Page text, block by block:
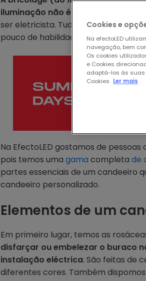
iluminação não é exceção.
ser eletricista. Tudo o que precisa é
pouco de habilidade e muita
Na EfectoLED gostamos de
pois temos uma gama completa de
partes essenciais de um candeeiro
candeeiro personalizado.
Elementos de um
Em primeiro lugar, temos as
disfarçar ou embelezar o buraco
instalação eléctrica. São feitas de
diferentes cores. Também
Cookies e
Na efectoLED
navegação, bem
Os cookies
e Cookies
adaptá-los às suas
Cookies. Ler mais